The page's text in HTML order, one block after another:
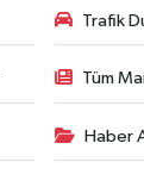
Trafik
Tüm
Haber